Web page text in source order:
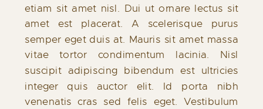
etiam sit amet nisl. Dui ut ornare lectus sit
amet est placerat. A scelerisque purus
semper eget duis at. Mauris sit amet massa
vitae tortor condimentum lacinia. Nisl
suscipit adipiscing bibendum est ultricies
integer quis auctor elit. Id porta nibh
venenatis cras sed felis eget. Vestibulum